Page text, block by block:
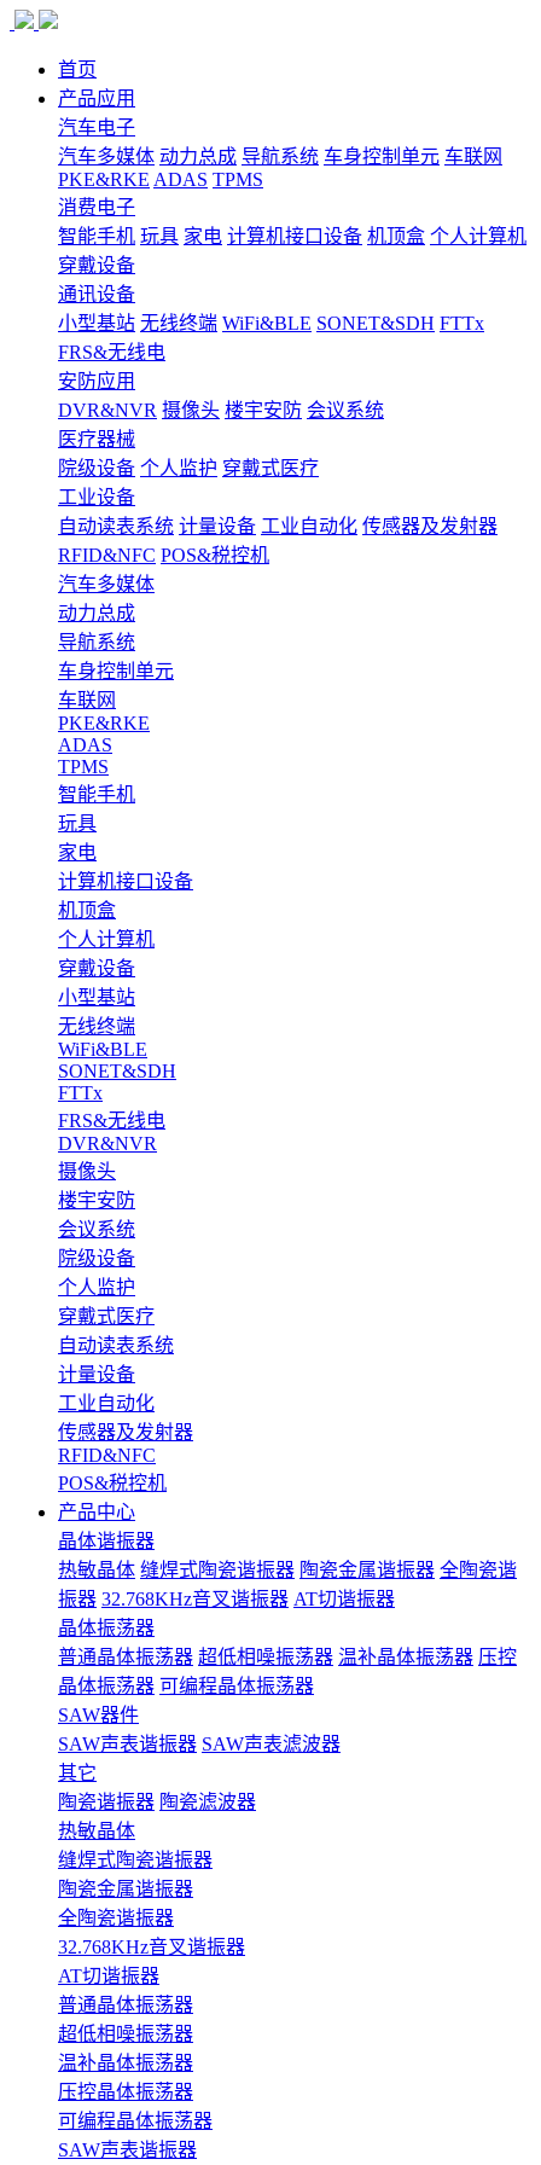
首页
产品应用
汽车电子
汽车多媒体 动力总成 导航系统 车身控制单元 车联网
PKE&RKE ADAS TPMS
消费电子
智能手机 玩具 家电 计算机接口设备 机顶盒 个人计算机
穿戴设备
通讯设备
小型基站 无线终端 WiFi&BLE SONET&SDH FTTx
FRS&无线电
安防应用
DVR&NVR 摄像头 楼宇安防 会议系统
医疗器械
院级设备 个人监护 穿戴式医疗
工业设备
自动读表系统 计量设备 工业自动化 传感器及发射器
RFID&NFC POS&税控机
汽车多媒体
动力总成
导航系统
车身控制单元
车联网
PKE&RKE
ADAS
TPMS
智能手机
玩具
家电
计算机接口设备
机顶盒
个人计算机
穿戴设备
小型基站
无线终端
WiFi&BLE
SONET&SDH
FTTx
FRS&无线电
DVR&NVR
摄像头
楼宇安防
会议系统
院级设备
个人监护
穿戴式医疗
自动读表系统
计量设备
工业自动化
传感器及发射器
RFID&NFC
POS&税控机
产品中心
晶体谐振器
热敏晶体 缝焊式陶瓷谐振器 陶瓷金属谐振器 全陶瓷谐
振器 32.768KHz音叉谐振器 AT切谐振器
晶体振荡器
普通晶体振荡器 超低相噪振荡器 温补晶体振荡器 压控
晶体振荡器 可编程晶体振荡器
SAW器件
SAW声表谐振器 SAW声表滤波器
其它
陶瓷谐振器 陶瓷滤波器
热敏晶体
缝焊式陶瓷谐振器
陶瓷金属谐振器
全陶瓷谐振器
32.768KHz音叉谐振器
AT切谐振器
普通晶体振荡器
超低相噪振荡器
温补晶体振荡器
压控晶体振荡器
可编程晶体振荡器
SAW声表谐振器